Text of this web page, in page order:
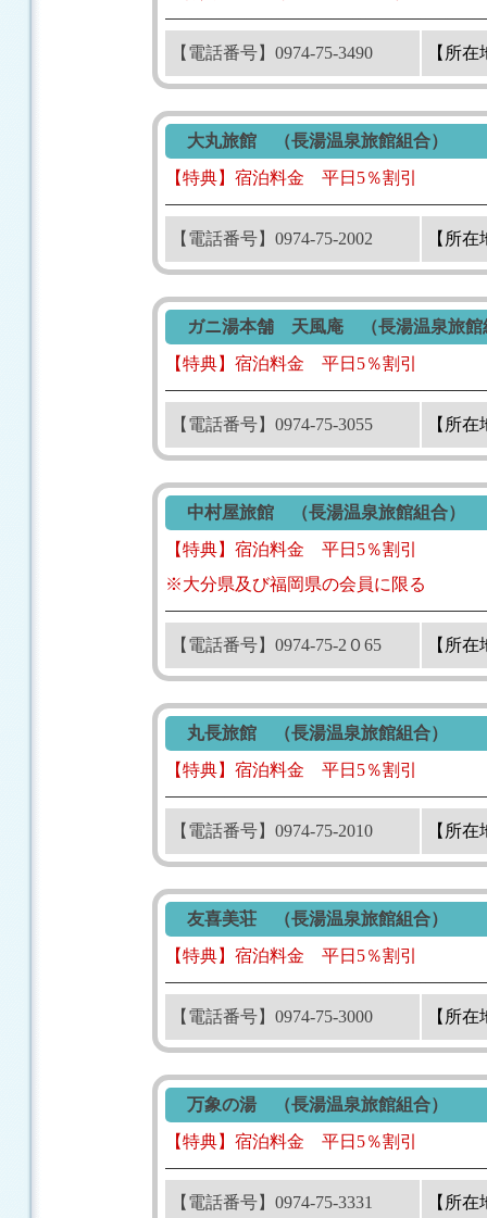
【電話番号】0974-75-3490 【所在
大丸旅館 （長湯温泉旅館組合）
【特典】宿泊料金 平日5％割引
【電話番号】0974-75-2002 【所在
ガニ湯本舗 天風庵 （長湯温泉旅館
【特典】宿泊料金 平日5％割引
【電話番号】0974-75-3055 【所在
中村屋旅館 （長湯温泉旅館組合）
【特典】宿泊料金 平日5％割引
※大分県及び福岡県の会員に限る
【電話番号】0974-75-2０65 【所在
丸長旅館 （長湯温泉旅館組合）
【特典】宿泊料金 平日5％割引
【電話番号】0974-75-2010 【所在
友喜美荘 （長湯温泉旅館組合）
【特典】宿泊料金 平日5％割引
【電話番号】0974-75-3000 【所在
万象の湯 （長湯温泉旅館組合）
【特典】宿泊料金 平日5％割引
【電話番号】0974-75-3331 【所在